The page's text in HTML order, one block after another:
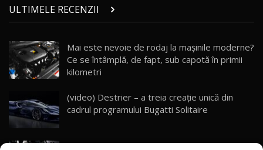
28
Noul Geely Monjaro 2025! Mai ieftin și mai
dotat / Test Drive AutoBlog.MD
ZEEKR 9X - PRIMUL TEST DRIVE ÎN ROMÂNĂ!
CUM SE CONDUCE?
33:40
30
Primele impresii despre BYD Seal U DM-i,
Sealion 7 și Seal 5 DM-i / Test Drive
ULTIMELE RECENZII
Mai este nevoie de rodaj la mașinile moderne?
Ce se întâmplă, de fapt, sub capotă în primii
kilometri
(video) Destrier – a treia creație unică din
cadrul programului Bugatti Solitaire
(video) SRT prezintă tehnologia eBoost Air